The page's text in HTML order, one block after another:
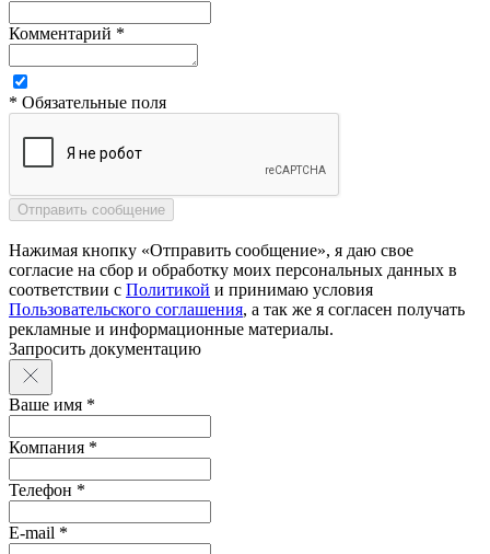
Комментарий *
* Обязательные поля
Нажимая кнопку «Отправить сообщение», я даю свое
согласие на сбор и обработку моих персональных данных в
соответствии с Политикой и принимаю условия
Пользовательского соглашения, а так же я согласен получать
рекламные и информационные материалы.
Запросить документацию
Ваше имя *
Компания *
Телефон *
E-mail *